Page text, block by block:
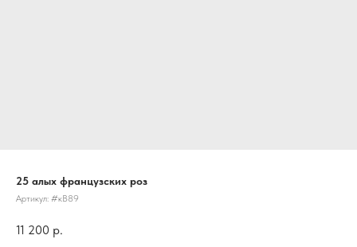
25 алых французских роз
Артикул: #кВ89
11 200 р.